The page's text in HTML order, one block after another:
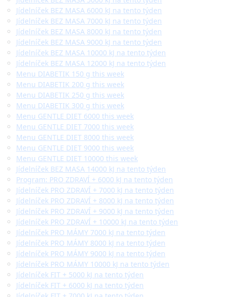
Jídelníček BEZ MASA 6000 kJ na tento týden
Jídelníček BEZ MASA 7000 kJ na tento týden
Jídelníček BEZ MASA 8000 kJ na tento týden
Jídelníček BEZ MASA 9000 kJ na tento týden
Jídelníček BEZ MASA 10000 kJ na tento týden
Jídelníček BEZ MASA 12000 kJ na tento týden
Menu DIABETIK 150 g this week
Menu DIABETIK 200 g this week
Menu DIABETIK 250 g this week
Menu DIABETIK 300 g this week
Menu GENTLE DIET 6000 this week
Menu GENTLE DIET 7000 this week
Menu GENTLE DIET 8000 this week
Menu GENTLE DIET 9000 this week
Menu GENTLE DIET 10000 this week
Jídelníček BEZ MASA 14000 kJ na tento týden
Program: PRO ZDRAVÍ + 6000 kJ na tento týden
Jídelníček PRO ZDRAVÍ + 7000 kJ na tento týden
Jídelníček PRO ZDRAVÍ + 8000 kJ na tento týden
Jídelníček PRO ZDRAVÍ + 9000 kJ na tento týden
Jídelníček PRO ZDRAVÍ + 10000 kJ na tento týden
Jídelníček PRO MÁMY 7000 kJ na tento týden
Jídelníček PRO MÁMY 8000 kJ na tento týden
Jídelníček PRO MÁMY 9000 kJ na tento týden
Jídelníček PRO MÁMY 10000 kJ na tento týden
Jídelníček FIT + 5000 kJ na tento týden
Jídelníček FIT + 6000 kJ na tento týden